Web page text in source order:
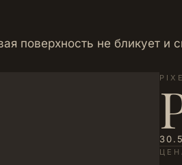
поверхность не бликует и